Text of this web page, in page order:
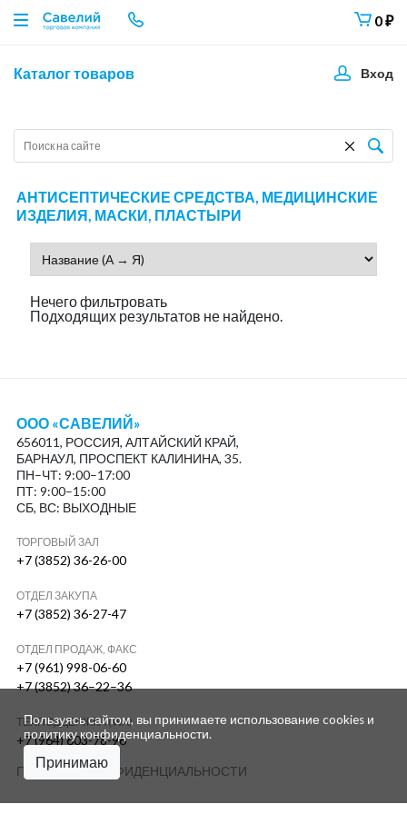
0₽
Каталог товаров Вход
АНТИСЕПТИЧЕСКИЕ СРЕДСТВА, МЕДИЦИНСКИЕ
ИЗДЕЛИЯ, МАСКИ, ПЛАСТЫРИ
Нечего фильтровать
Подходящих результатов не найдено.
ООО «САВЕЛИЙ»
656011, РОССИЯ, АЛТАЙСКИЙ КРАЙ,
БАРНАУЛ, ПРОСПЕКТ КАЛИНИНА, 35.
ПН–ЧТ: 9:00–17:00
ПТ: 9:00–15:00
СБ, ВС: ВЫХОДНЫЕ
ТОРГОВЫЙ ЗАЛ
+7 (3852) 36-26-00
ОТДЕЛ ЗАКУПА
+7 (3852) 36-27-47
ОТДЕЛ ПРОДАЖ, ФАКС
+7 (961) 998-06-60
+7 (3852) 36–22–36
ТЕХПОДДЕРЖКА (WA)
+7 (964) 603-78-96
ПОЛИТИКА КОНФИДЕНЦИАЛЬНОСТИ
Пользуясь сайтом, вы принимаете использование cookies и
политику конфиденциальности.
Принимаю